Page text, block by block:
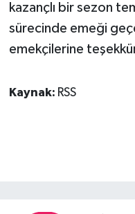
kazançlı bir sezon
sürecinde emeği
emekçilerine
Kaynak: RSS